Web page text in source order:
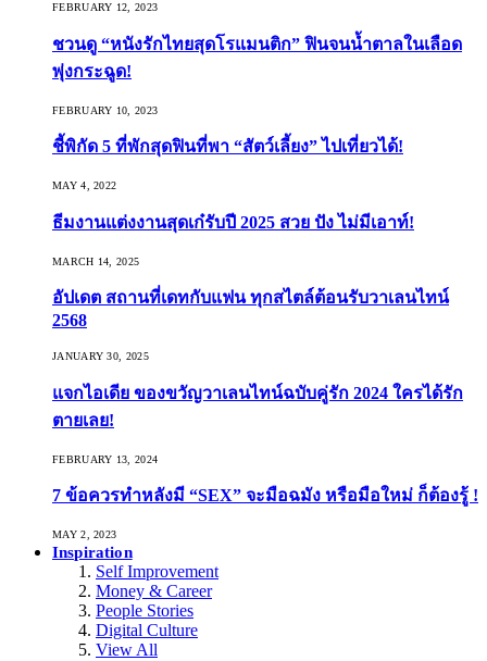
FEBRUARY 12, 2023
ชวนดู “หนังรักไทยสุดโรแมนติก” ฟินจนน้ำตาลในเลือด
พุ่งกระฉูด!
FEBRUARY 10, 2023
ชี้พิกัด 5 ที่พักสุดฟินที่พา “สัตว์เลี้ยง” ไปเที่ยวได้!
MAY 4, 2022
ธีมงานแต่งงานสุดเก๋รับปี 2025 สวย ปัง ไม่มีเอาท์!
MARCH 14, 2025
อัปเดต สถานที่เดทกับแฟน ทุกสไตล์ต้อนรับวาเลนไทน์
2568
JANUARY 30, 2025
แจกไอเดีย ของขวัญวาเลนไทน์ฉบับคู่รัก 2024 ใครได้รัก
ตายเลย!
FEBRUARY 13, 2024
7 ข้อควรทำหลังมี “SEX” จะมือฉมัง หรือมือใหม่ ก็ต้องรู้ !
MAY 2, 2023
Inspiration
Self Improvement
Money & Career
People Stories
Digital Culture
View All